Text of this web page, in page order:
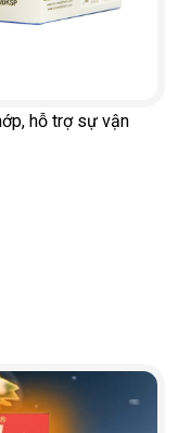
hỗ trợ sự vận